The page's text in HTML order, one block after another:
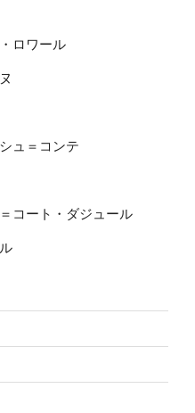
ロワール
ュ＝コンテ
コート・ダジュール